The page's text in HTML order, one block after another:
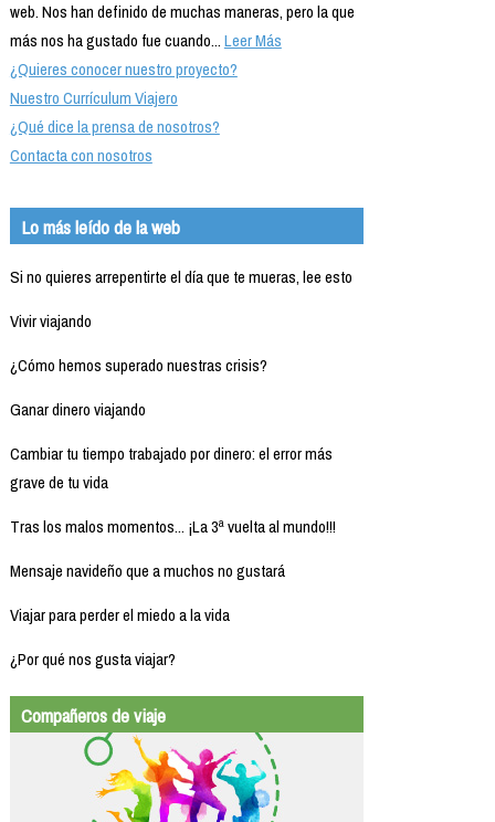
web. Nos han definido de muchas maneras, pero la que
más nos ha gustado fue cuando...Leer Más
¿Quieres conocer nuestro proyecto?
Nuestro Currículum Viajero
¿Qué dice la prensa de nosotros?
Contacta con nosotros
Lo más leído de la web
Si no quieres arrepentirte el día que te mueras, lee esto
Vivir viajando
¿Cómo hemos superado nuestras crisis?
Ganar dinero viajando
Cambiar tu tiempo trabajado por dinero: el error más
grave de tu vida
Tras los malos momentos... ¡La 3ª vuelta al mundo!!!
Mensaje navideño que a muchos no gustará
Viajar para perder el miedo a la vida
¿Por qué nos gusta viajar?
Compañeros de viaje